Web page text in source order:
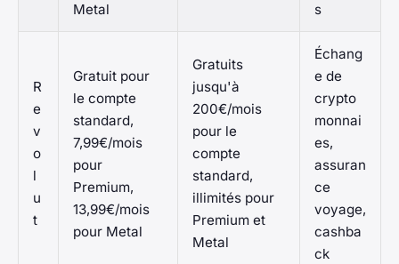
Metal
s
R
e
v
o
l
u
t
Gratuit pour
le compte
standard,
7,99€/mois
pour
Premium,
13,99€/mois
pour Metal
Gratuits
jusqu'à
200€/mois
pour le
compte
standard,
illimités pour
Premium et
Metal
Échang
e de
crypto
monnai
es,
assuran
ce
voyage,
cashba
ck